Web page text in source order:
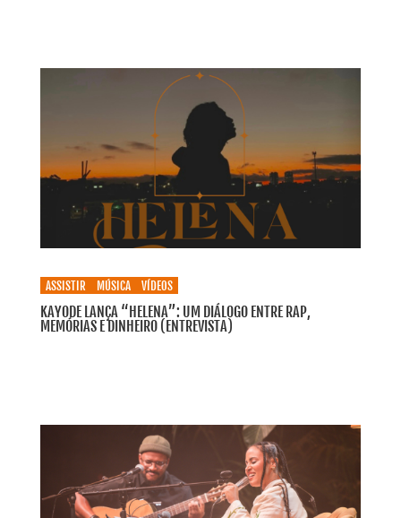
ASSISTIR MÚSICA VÍDEOS
KAYODE LANÇA “HELENA”: UM DIÁLOGO ENTRE RAP,
MEMÓRIAS E DINHEIRO (ENTREVISTA)